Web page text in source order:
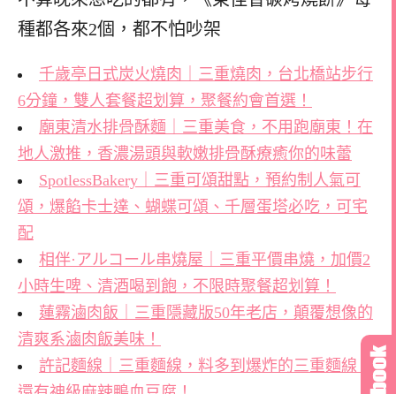
種都各來2個， 都不怕吵架
千歲亭日式炭火燒肉｜三重燒肉，台北橋站步行
6分鐘，雙人套餐超划算，聚餐約會首選！
廟東清水排骨酥麵｜三重美食，不用跑廟東！在
地人激推，香濃湯頭與軟嫩排骨酥療癒你的味蕾
SpotlessBakery｜三重可頌甜點，預約制人氣可
頌，爆餡卡士達、蝴蝶可頌、千層蛋塔必吃，可宅
配
相伴·アルコール串燒屋｜三重平價串燒，加價2
小時生啤、清酒喝到飽，不限時聚餐超划算！
蓮霧滷肉飯｜三重隱藏版50年老店，顛覆想像的
清爽系滷肉飯美味！
許記麵線｜三重麵線，料多到爆炸的三重麵線，